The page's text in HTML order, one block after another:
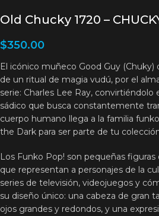
Old Chucky 1720 –
$350.00
El icónico muñeco Good Guy (Chuky)
de un ritual de magia vudú, por el
serie: Charles Lee Ray,
sádico que busca constantemente
cuerpo humano llega a la familia
the Dark para ser parte de tu
Los Funko Pop! son pequeñas
que representan a personajes de la
series de televisión, videojuegos y
su diseño único: una cabeza de gran
ojos grandes y redondos, y una